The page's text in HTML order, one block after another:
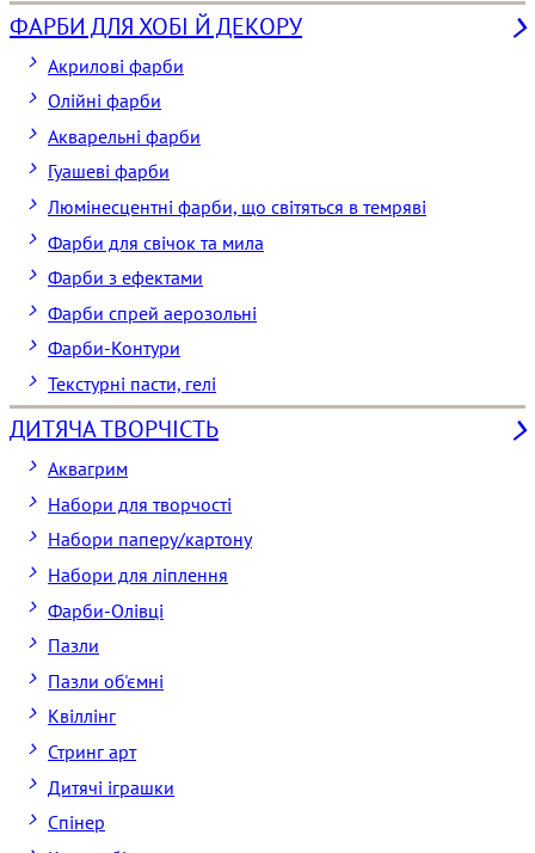
ФАРБИ ДЛЯ ХОБІ Й ДЕКОРУ
Акрилові фарби
Олійні фарби
Акварельні фарби
Гуашеві фарби
Люмінесцентні фарби, що світяться в темряві
Фарби для свічок та мила
Фарби з ефектами
Фарби спрей аерозольні
Фарби-Контури
Текстурні пасти, гелі
ДИТЯЧА ТВОРЧІСТЬ
Аквагрим
Набори для творчості
Набори паперу/картону
Набори для ліплення
Фарби-Олівці
Пазли
Пазли об'ємні
Квіллінг
Стринг арт
Дитячі іграшки
Спінер